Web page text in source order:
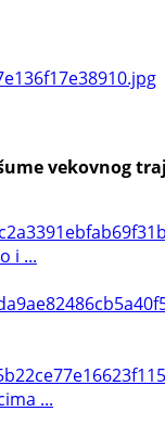
vekovnog
i ...
...